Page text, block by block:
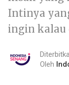
Intinya
ingin kalau
Oleh